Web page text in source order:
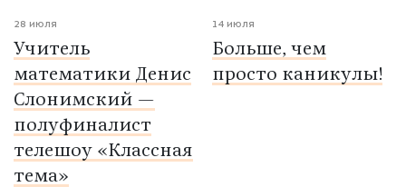
28 июля
Учитель
математики Денис
Слонимский —
полуфиналист
телешоу «Классная
тема»
14 июля
Больше, чем
просто каникулы!